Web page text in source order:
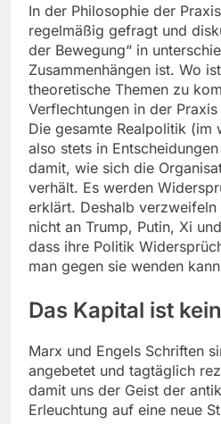
In der Philosophie der
regelmäßig gefragt und
der Bewegung“ in
Zusammenhängen ist. Wo
theoretische Themen zu
Verflechtungen in der
Die gesamte Realpolitik (im
also stets in
damit, wie sich die
verhält. Es werden
erklärt. Deshalb
nicht an Trump, Putin, Xi
dass ihre Politik
man gegen sie wenden
Das Kapital ist
Marx und Engels Schriften
angebetet und tagtäglich
damit uns der Geist der
Erleuchtung auf eine neue